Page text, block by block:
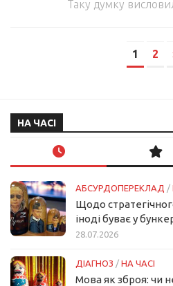
Таку думку
1 2
НА ЧАСІ
АБСУРДОПЕРЕКЛАД /
Щодо
іноді буває у
28.07.2026
ДІАГНОЗ / НА ЧАСІ
Мова як зброя: чи